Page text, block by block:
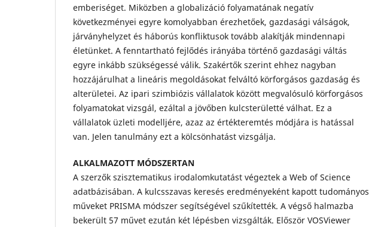
emberiséget. Miközben a globalizáció folyamatának negatív
következményei egyre komolyabban érezhetőek, gazdasági válságok,
járványhelyzet és háborús konfliktusok tovább alakítják mindennapi
életünket. A fenntartható fejlődés irányába történő gazdasági váltás
egyre inkább szükségessé válik. Szakértők szerint ehhez nagyban
hozzájárulhat a lineáris megoldásokat felváltó körforgásos gazdaság és
alterületei. Az ipari szimbiózis vállalatok között megvalósuló körforgásos
folyamatokat vizsgál, ezáltal a jövőben kulcsterületté válhat. Ez a
vállalatok üzleti modelljére, azaz az értékteremtés módjára is hatással
van. Jelen tanulmány ezt a kölcsönhatást vizsgálja.
ALKALMAZOTT MÓDSZERTAN
A szerzők szisztematikus irodalomkutatást végeztek a Web of Science
adatbázisában. A kulcsszavas keresés eredményeként kapott tudományos
műveket PRISMA módszer segítségével szűkítették. A végső halmazba
bekerült 57 művet ezután két lépésben vizsgálták. Először VOSViewer